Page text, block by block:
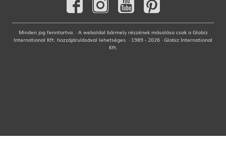
Minden jog fenntartva. · A weboldal bármely részének másolása csak a Globiz
International Kft. hozzájárulásával lehetséges. · 1989 - 2026 · Globiz International
Kft.